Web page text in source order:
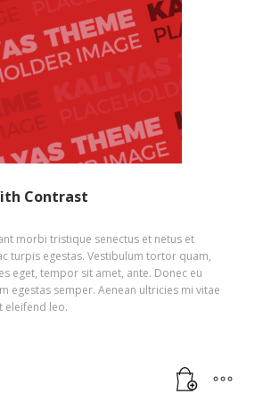
Contrast
morbi tristique senectus et netus et
turpis egestas. Vestibulum tortor quam,
eget, tempor sit amet, ante. Donec eu
egestas semper. Aenean ultricies mi vitae
eleifend leo.